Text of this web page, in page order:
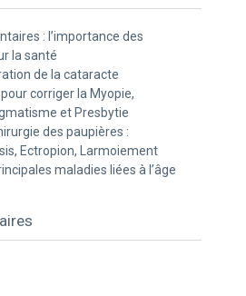
: l’importance des
la santé
de la cataracte
corriger la Myopie,
et Presbytie
des paupières :
Ectropion, Larmoiement
maladies liées à l’âge